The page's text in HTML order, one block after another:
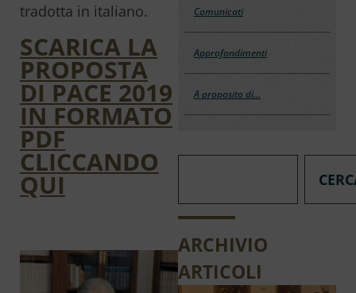
tradotta in italiano.
SCARICA LA
PROPOSTA
DI PACE 2019
IN FORMATO
PDF
CLICCANDO
QUI
Comunicati
Approfondimenti
A proposito di…
ARCHIVIO
ARTICOLI